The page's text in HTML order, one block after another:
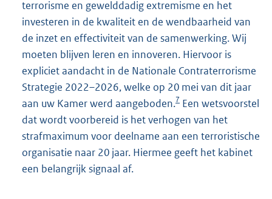
terrorisme en gewelddadig extremisme en het
investeren in de kwaliteit en de wendbaarheid van
de inzet en effectiviteit van de samenwerking. Wij
moeten blijven leren en innoveren. Hiervoor is
expliciet aandacht in de Nationale Contraterrorisme
Strategie 2022–2026, welke op 20 mei van dit jaar
aan uw Kamer werd aangeboden.7 Een wetsvoorstel
dat wordt voorbereid is het verhogen van het
strafmaximum voor deelname aan een terroristische
organisatie naar 20 jaar. Hiermee geeft het kabinet
een belangrijk signaal af.